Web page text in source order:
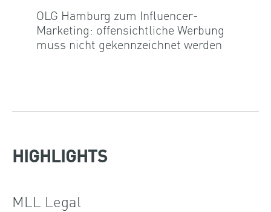
OLG Hamburg zum Influencer-
Marketing: offensichtliche Werbung
muss nicht gekennzeichnet werden
HIGHLIGHTS
MLL Legal